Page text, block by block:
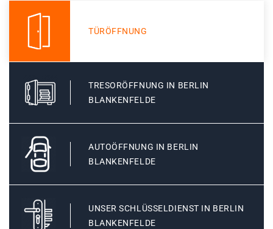
TÜRÖFFNUNG
TRESORÖFFNUNG IN BERLIN
BLANKENFELDE
AUTOÖFFNUNG IN BERLIN
BLANKENFELDE
UNSER SCHLÜSSELDIENST IN BERLIN
BLANKENFELDE